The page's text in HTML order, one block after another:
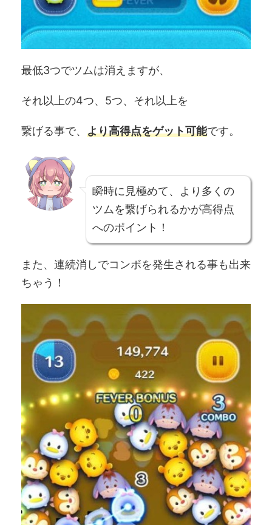
最低3つでツムは消えますが、
それ以上の4つ、5つ、それ以上を
繋げる事で、 より高得点をゲット可能です。
瞬時に見極めて、より多くの
ツムを繋げられるかが高得点
へのポイント！
また、連続消しでコンボを発生される事も出来
ちゃう！